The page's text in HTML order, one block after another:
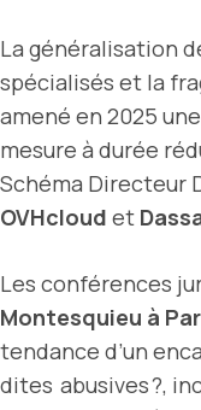
La généralisation
spécialisés et la
amené en 2025
mesure à durée
Schéma Directeur
OVHcloud et
Les conférences
Montesquieu à
tendance d’un
dites abusives ?,